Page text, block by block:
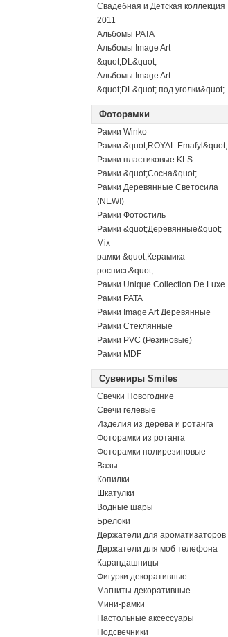
Свадебная и Детская коллекция
2011
Альбомы PATA
Альбомы Image Art
&quot;DL&quot;
Альбомы Image Art
&quot;DL&quot; под уголки&quot;
Фоторамки
Рамки Winko
Рамки &quot;ROYAL Emafyl&quot;
Рамки пластиковые KLS
Рамки &quot;Сосна&quot;
Рамки Деревянные Светосила
(NEW!)
Рамки Фотостиль
Рамки &quot;Деревянные&quot;
Mix
рамки &quot;Керамика
роспись&quot;
Рамки Unique Collection De Luxe
Рамки PATA
Рамки Image Art Деревянные
Рамки Стеклянные
Рамки PVC (Резиновые)
Рамки MDF
Сувениры Smiles
Свечки Новогодние
Свечи гелевые
Изделия из дерева и ротанга
Фоторамки из ротанга
Фоторамки полирезиновые
Вазы
Копилки
Шкатулки
Водные шары
Брелоки
Держатели для ароматизаторов
Держатели для моб телефона
Карандашницы
Фигурки декоративные
Магниты декоративные
Мини-рамки
Настольные аксессуары
Подсвечники